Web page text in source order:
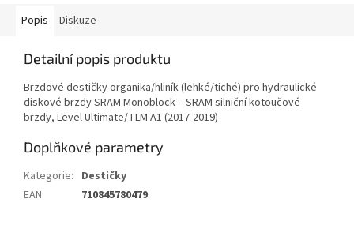
Popis Diskuze
Detailní popis produktu
Brzdové destičky organika/hliník (lehké/tiché) pro hydraulické
diskové brzdy SRAM Monoblock – SRAM silniční kotoučové
brzdy, Level Ultimate/TLM A1 (2017-2019)
Doplňkové parametry
Kategorie: Destičky
EAN: 710845780479